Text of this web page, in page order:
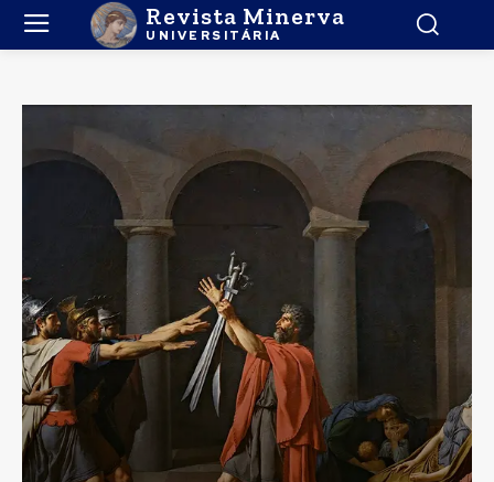
Revista Minerva
UNIVERSITÁRIA